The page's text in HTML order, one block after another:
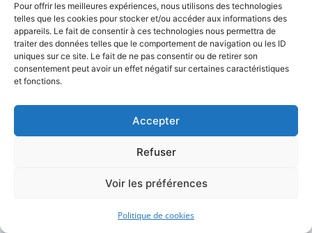
Pour offrir les meilleures expériences, nous utilisons des technologies
telles que les cookies pour stocker et/ou accéder aux informations des
appareils. Le fait de consentir à ces technologies nous permettra de
traiter des données telles que le comportement de navigation ou les ID
uniques sur ce site. Le fait de ne pas consentir ou de retirer son
consentement peut avoir un effet négatif sur certaines caractéristiques
et fonctions.
Accepter
Refuser
Voir les préférences
Politique de cookies
Pourquoi faire appel à
un huissier à Paris 6
pour un constat
internet ?
Le recours à un professionnel qualifié pour réaliser un
nécessité stratégique dans de nombreuses situations.